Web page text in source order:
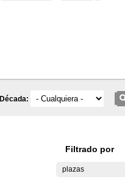
Década:
Filtrado por
plazas